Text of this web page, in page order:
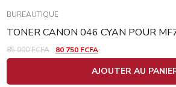
BUREAUTIQUE
TONER CANON 046 CYAN POUR
85 000FCFA 80 750 FCFA
AJOUTER AU